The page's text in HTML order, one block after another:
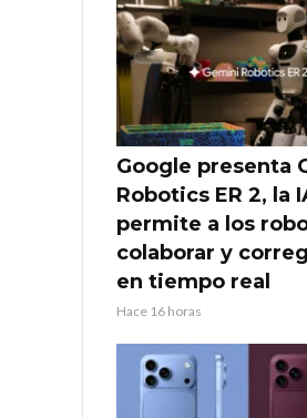
Google presenta
Robotics ER 2, la
permite a los
colaborar y
en tiempo real
Hace 16 horas